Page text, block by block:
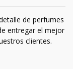
de perfumes
entregar el mejor
clientes.